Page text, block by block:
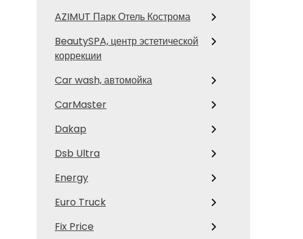
AZIMUT Парк Отель Кострома
BeautySPA, центр эстетической
коррекции
Car wash, автомойка
CarMaster
Dakap
Dsb Ultra
Energy
Euro Truck
Fix Price